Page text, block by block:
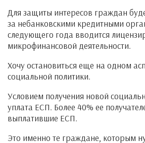
Для защиты интересов граждан
за небанковскими кредитными
следующего года вводится
микрофинансовой деятельности.
Хочу остановиться еще на одном
социальной политики.
Условием получения новой
уплата ЕСП. Более 40% ее
выплатившие ЕСП.
Это именно те граждане, которым